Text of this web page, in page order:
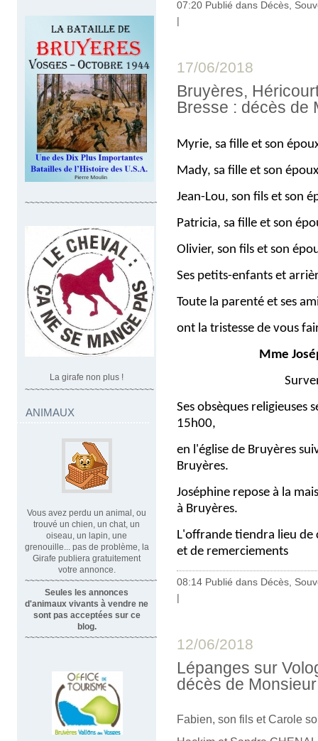
~~~~~~~~~~~~~~~~~~~~~~~~~~~~
La girafe non plus !
~~~~~~~~~~~~~~~~~~~~~~~~~~
ANIMAUX
Vous avez perdu un animal, ou
trouvé un chien, un chat, un
oiseau, un lapin, une
grenouille... pas de problème, la
Girafe publiera gratuitement
votre annonce.
~~~~~~~~~~~~~~~~~~~~~~~~~~~~
Seules les annonces
d'animaux vivants à vendre ne
sont pas acceptées sur ce
blog.
~~~~~~~~~~~~~~~~~~~~~~~~~~~~~~
07:20 Publié dans Décès,
|
17/06/2018
Bruyères,
Bresse : décès de
Myrie, sa fille et son
Mady, sa fille et son
Jean-Lou, son fils et son
Patricia, sa fille et son
Olivier, son fils et son
Ses petits-enfants et
Toute la parenté et ses
ont la tristesse de vous
Mme
Survenu le
Ses obsèques religieuses
15h00,
en l'église de Bruyères
Bruyères.
Joséphine repose à la
à Bruyères.
L'offrande tiendra lieu de
et de remerciements
08:14 Publié dans Décès,
|
12/06/2018
Lépanges sur
décès de
Fabien, son fils et Carole